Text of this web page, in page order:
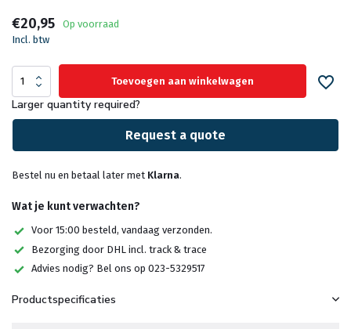
€20,95
Op voorraad
Incl. btw
Toevoegen aan winkelwagen
Larger quantity required?
Request a quote
Bestel nu en betaal later met Klarna.
Wat je kunt verwachten?
Voor 15:00 besteld, vandaag verzonden.
Bezorging door DHL incl. track & trace
Advies nodig? Bel ons op 023-5329517
Productspecificaties